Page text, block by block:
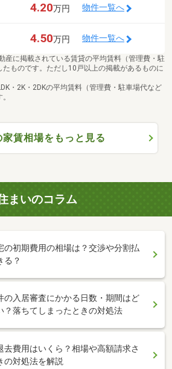
4.20万円 物件一覧へ
4.50万円 物件一覧へ
産に掲載されている賃貸の平均賃料（管理費・駐
ものです。ただし10戸以上の掲載があるものに
・2K・2DKの平均賃料（管理費・駐車場代など
賃相場をもっと見る
まいのコラム
の初期費用の相場は？交渉や分割払
る？
の入居審査にかかる日数・期間はど
？落ちてしまったときの対処法
去費用はいくら？相場や高額請求さ
の対処法を解説